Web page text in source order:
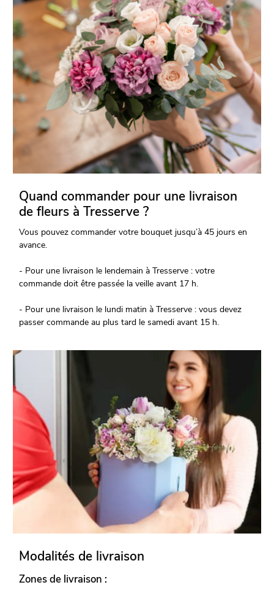
Quand commander pour une livraison
de fleurs à Tresserve ?
Vous pouvez commander votre bouquet jusqu’à 45 jours en
avance.
- Pour une livraison le lendemain à Tresserve : votre
commande doit être passée la veille avant 17 h.
- Pour une livraison le lundi matin à Tresserve : vous devez
passer commande au plus tard le samedi avant 15 h.
Modalités de livraison
Zones de livraison :